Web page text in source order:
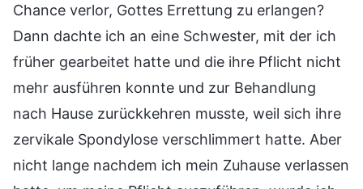
Chance verlor, Gottes Errettung zu erlangen?
Dann dachte ich an eine Schwester, mit der ich
früher gearbeitet hatte und die ihre Pflicht nicht
mehr ausführen konnte und zur Behandlung
nach Hause zurückkehren musste, weil sich ihre
zervikale Spondylose verschlimmert hatte. Aber
nicht lange nachdem ich mein Zuhause verlassen